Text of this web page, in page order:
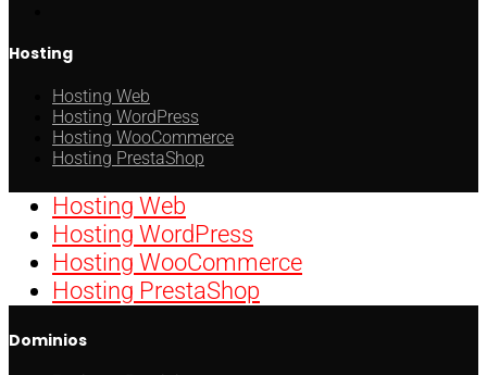
Hosting
Hosting Web
Hosting WordPress
Hosting WooCommerce
Hosting PrestaShop
Hosting Web
Hosting WordPress
Hosting WooCommerce
Hosting PrestaShop
Dominios